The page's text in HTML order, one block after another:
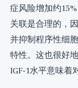
症风险增加约
关联是合理的，
并抑制程序性细
特性。这也很好
IGF-1水平意味着